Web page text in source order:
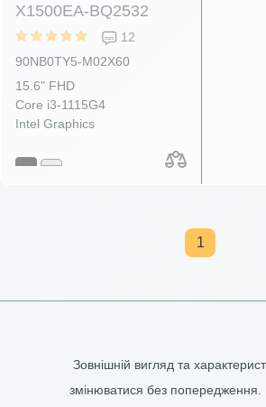
X1500EA-BQ2532
12
90NB0TY5-M02X60
15.6" FHD
Core i3-1115G4
Intel Graphics
1
Зовнішній вигляд та
змінюватися без попередження.